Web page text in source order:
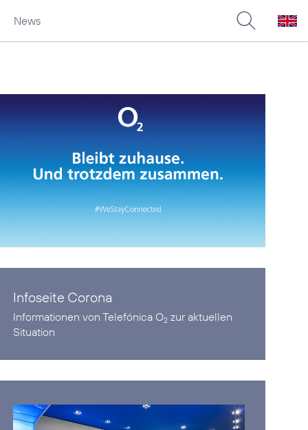
News
Infoseite Corona
Informationen von Telefónica O2 zur aktuellen
Situation